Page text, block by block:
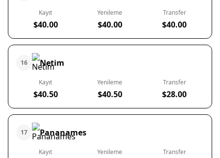
Kayıt
$40.00
Yenileme
$40.00
Transfer
$40.00
16 Netim
Kayıt
$40.50
Yenileme
$40.50
Transfer
$28.00
17 Pananames
Kayıt Yenileme Transfer